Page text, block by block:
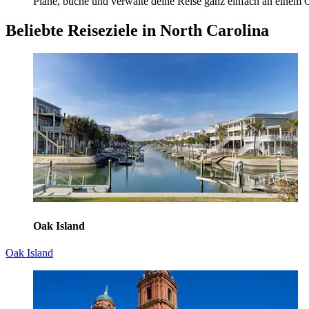
Beliebte Reiseziele in North Carolina
Oak Island
Oak Island